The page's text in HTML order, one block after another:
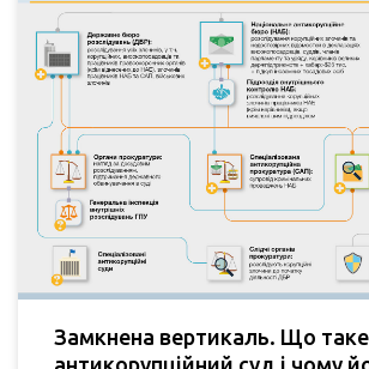
Замкнена вертикаль. Що